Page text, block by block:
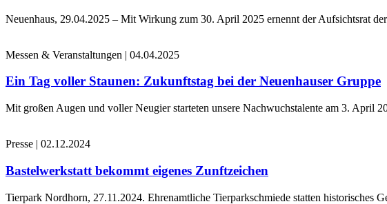
Neuenhaus, 29.04.2025 – Mit Wirkung zum 30. April 2025 ernennt der Aufsichtsrat
Messen & Veranstaltungen | 04.04.2025
Ein Tag voller Staunen: Zukunftstag bei der Neuenhauser Gruppe
Mit großen Augen und voller Neugier starteten unsere Nachwuchstalente am 3. April
Presse | 02.12.2024
Bastelwerkstatt bekommt eigenes Zunftzeichen
Tierpark Nordhorn, 27.11.2024. Ehrenamtliche Tierparkschmiede statten historisches